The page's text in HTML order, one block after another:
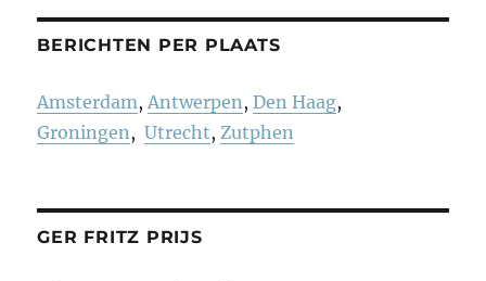
BERICHTEN PER PLAATS
Amsterdam,Antwerpen,Den Haag,
Groningen,Utrecht,Zutphen
GER FRITZ PRIJS